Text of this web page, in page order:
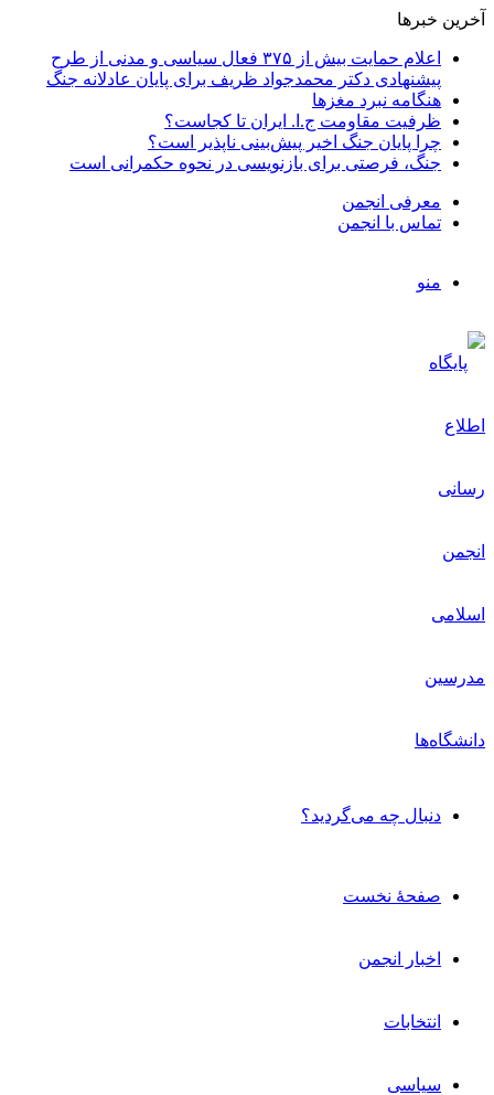
آخرین خبرها
اعلام حمایت بیش از ۳۷۵ فعال سیاسی و مدنی از طرح
پیشنهادی دکتر محمدجواد ظریف برای پایان عادلانه جنگ
هنگامه نبرد مغزها
ظرفیت مقاومت ج.ا. ایران تا کجاست؟
چرا پایان جنگ اخیر پیش‌بینی ناپذیر است؟
جنگ، فرصتی برای بازنویسی در نحوه حکمرانی است
معرفی انجمن
تماس با انجمن
منو
دنبال چه می‌گردید؟
صفحۀ نخست
اخبار انجمن
انتخابات
سیاسی